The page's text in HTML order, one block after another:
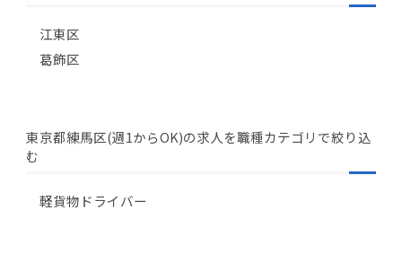
江東区
葛飾区
東京都練馬区(週1からOK)の求人を職種カテゴリで絞り込
む
軽貨物ドライバー